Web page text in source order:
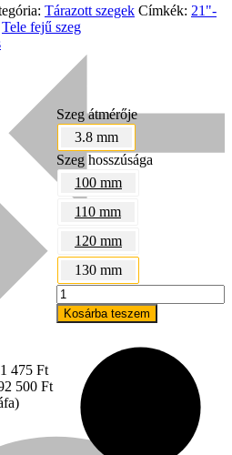
Tárazott szegek Címkék: 21"-
Tele fejű szeg
475 Ft
500 Ft
Szeg átmérője
3.8 mm
Szeg hosszúsága
100 mm
110 mm
120 mm
130 mm
BOSTITCH
BRT130-
E
síktáras
szögbelövő
pisztoly
mennyiség
Kosárba teszem